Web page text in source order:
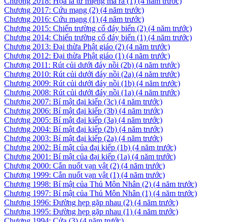
Chương 2017: Cứu mạng (2) (4 năm trước)
Chương 2016: Cứu mạng (1) (4 năm trước)
Chương 2015: Chiến trường cổ đáy biển (2) (4 năm trước)
Chương 2014: Chiến trường cổ đáy biển (1) (4 năm trước)
Chương 2013: Đại thừa Phật giáo (2) (4 năm trước)
Chương 2012: Đại thừa Phật giáo (1) (4 năm trước)
Chương 2011: Rút củi dưới đáy nồi (2b) (4 năm trước)
Chương 2010: Rút củi dưới đáy nồi (2a) (4 năm trước)
Chương 2009: Rút củi dưới đáy nồi (1b) (4 năm trước)
Chương 2008: Rút củi dưới đáy nồi (1a) (4 năm trước)
Chương 2007: Bí mật đại kiếp (3c) (4 năm trước)
Chương 2006: Bí mật đại kiếp (3b) (4 năm trước)
Chương 2005: Bí mật đại kiếp (3a) (4 năm trước)
Chương 2004: Bí mật đại kiếp (2b) (4 năm trước)
Chương 2003: Bí mật đại kiếp (2a) (4 năm trước)
Chương 2002: Bí mật của đại kiếp (1b) (4 năm trước)
Chương 2001: Bí mật của đại kiếp (1a) (4 năm trước)
Chương 2000: Cắn nuốt vạn vật (2) (4 năm trước)
Chương 1999: Cắn nuốt vạn vật (1) (4 năm trước)
Chương 1998: Bí mật của Thủ Môn Nhân (2) (4 năm trước)
Chương 1997: Bí mật của Thủ Môn Nhân (1) (4 năm trước)
Chương 1996: Đường hẹp gặp nhau (2) (4 năm trước)
Chương 1995: Đường hẹp gặp nhau (1) (4 năm trước)